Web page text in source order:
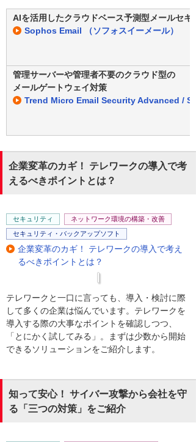
AIを活用したクラウドベース予測型メールセキ
Sophos Email （ソフォスイーメール）
管理サーバーや管理者不要のクラウド型の
メールゲートウェイ対策
Trend Micro Email Security Advanced /
企業変革のカギ！ テレワークの導入で考
えるべきポイントとは？
セキュリティ
ネットワーク環境の構築・改善
セキュリティ・バックアップソフト
企業変革のカギ！ テレワークの導入で考え
るべきポイントとは？
テレワークと一口に言っても、導入・検討に際
して多くの企業は悩んでいます。テレワークを
導入する際の大事なポイントを確認しつつ、
「とにかく試してみる」。まずは少数から開始
できるソリューションをご紹介します。
知って安心！ サイバー攻撃から会社を守
る「三つの対策」をご紹介